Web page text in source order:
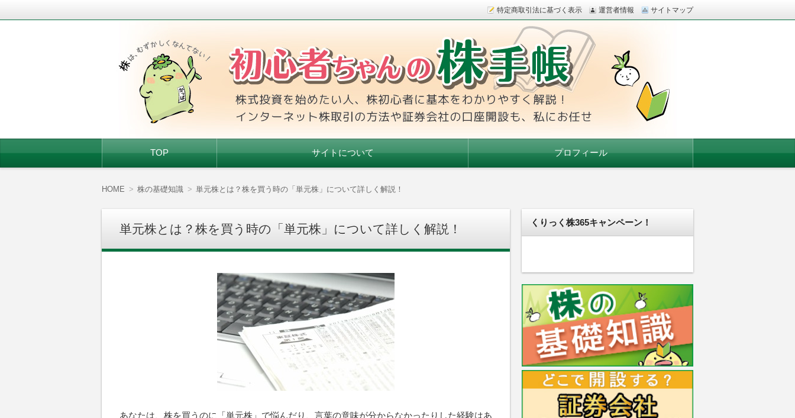
特定商取引法に基づく表示 運営者情報 サイトマップ
初心者ちゃんの株手帳
株式投資を始めたい人、株初心者に基本をわかりやすく解説！インターネット株取引の方法や証券会社の口座開設も、私にお任せ
ン
TOP サイトについて プロフィール
HOME 株の基礎知識 単元株とは？株を買う時の「単元株」について詳しく解説！
単元株とは？株を買う時の「単元株」について詳しく解説！
あなたは、株を買うのに「単元株」で悩んだり、言葉の意味が分からなかったりした経験はあ
くりっく株365キャンペーン！